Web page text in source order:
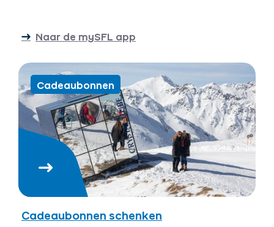
Naar de mySFL app
Cadeaubonnen
Cadeaubonnen schenken